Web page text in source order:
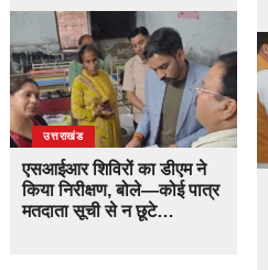
उत्तराखंड
एसआईआर शिविरों का डीएम ने
किया निरीक्षण, बोले—कोई पात्र
मतदाता सूची से न छूटे…